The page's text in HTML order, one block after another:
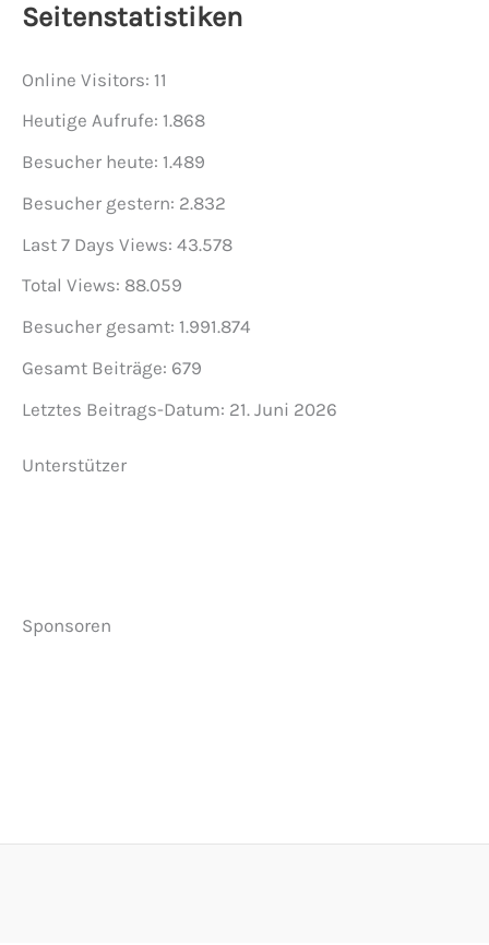
Seitenstatistiken
Online Visitors: 11
Heutige Aufrufe: 1.868
Besucher heute: 1.489
Besucher gestern: 2.832
Last 7 Days Views: 43.578
Total Views: 88.059
Besucher gesamt: 1.991.874
Gesamt Beiträge: 679
Letztes Beitrags-Datum: 21. Juni 2026
Unterstützer
Sponsoren